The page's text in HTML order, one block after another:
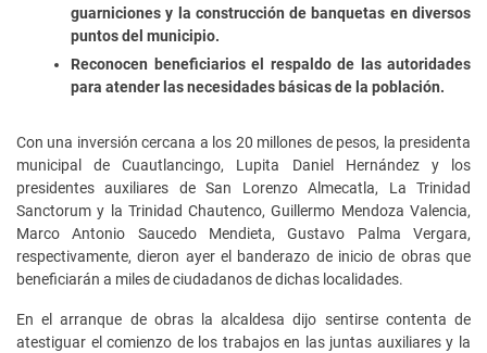
guarniciones y la construcción de banquetas en diversos
puntos del municipio.
Reconocen beneficiarios el respaldo de las autoridades
para atender las necesidades básicas de la población.
Con una inversión cercana a los 20 millones de pesos, la presidenta
municipal de Cuautlancingo, Lupita Daniel Hernández y los
presidentes auxiliares de San Lorenzo Almecatla, La Trinidad
Sanctorum y la Trinidad Chautenco, Guillermo Mendoza Valencia,
Marco Antonio Saucedo Mendieta, Gustavo Palma Vergara,
respectivamente, dieron ayer el banderazo de inicio de obras que
beneficiarán a miles de ciudadanos de dichas localidades.
En el arranque de obras la alcaldesa dijo sentirse contenta de
atestiguar el comienzo de los trabajos en las juntas auxiliares y la